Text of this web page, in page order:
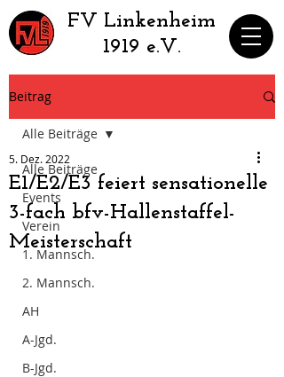
​FV Linkenheim
1919 e.V.
Beitrag
Alle Beiträge
Events
Verein
1. Mannsch.
2. Mannsch.
AH
A-Jgd.
B-Jgd.
Alle Beiträge
E1/E2/E3 feiert sensationelle
3-fach bfv-Hallenstaffel-
Meisterschaft
5. Dez. 2022